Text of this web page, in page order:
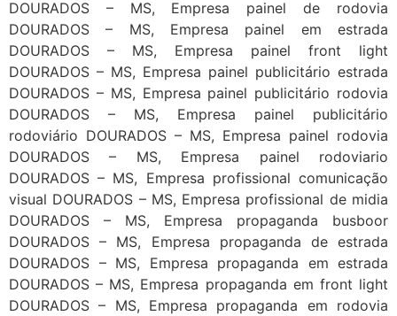
DOURADOS – MS, Empresa painel de rodovia
DOURADOS – MS, Empresa painel em estrada
DOURADOS – MS, Empresa painel front light
DOURADOS – MS, Empresa painel publicitário estrada
DOURADOS – MS, Empresa painel publicitário rodovia
DOURADOS – MS, Empresa painel publicitário
rodoviário DOURADOS – MS, Empresa painel rodovia
DOURADOS – MS, Empresa painel rodoviario
DOURADOS – MS, Empresa profissional comunicação
visual DOURADOS – MS, Empresa profissional de midia
DOURADOS – MS, Empresa propaganda busboor
DOURADOS – MS, Empresa propaganda de estrada
DOURADOS – MS, Empresa propaganda em estrada
DOURADOS – MS, Empresa propaganda em front light
DOURADOS – MS, Empresa propaganda em rodovia